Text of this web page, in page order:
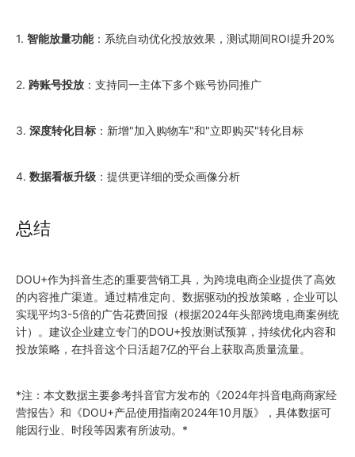
1. 智能放量功能：系统自动优化投放效果，测试期间ROI提升20%
2. 跨账号投放 ：支持同一主体下多个账号协同推广
3. 深度转化目标 ：新增"加入购物车"和"立即购买"转化目标
4. 数据看板升级 ：提供更详细的受众画像分析
总结
DOU+作为抖音生态的重要营销工具，为跨境电商企业提供了高效
的内容推广渠道。通过精准定向、数据驱动的投放策略，企业可以
实现平均3-5倍的广告花费回报（根据2024年头部跨境电商案例统
计）。建议企业建立专门的DOU+投放测试预算，持续优化内容和
投放策略，在抖音这个日活超7亿的平台上获取高质量流量。
*注：本文数据主要参考抖音官方发布的《2024年抖音电商商家经
营报告》和《DOU+产品使用指南2024年10月版》，具体数据可
能因行业、时段等因素有所波动。*